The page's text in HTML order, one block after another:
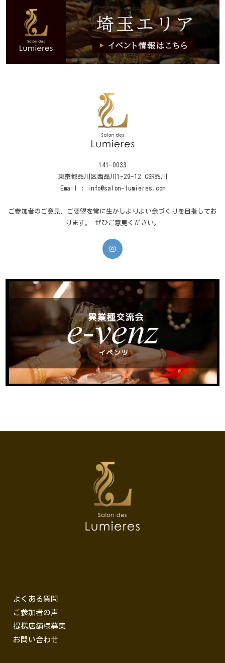
141-0033
東京都品川区西品川1-29-12 CSR品川
Email :
info@salon-lumieres.com
ご参加者のご意見、ご要望を常に生かしよりよい会づくりを目指してお
ります。 ぜひご意見ください。
タ
ブ
開
く
よくある質問
ご参加者の声
提携店舗様募集
お問い合わせ